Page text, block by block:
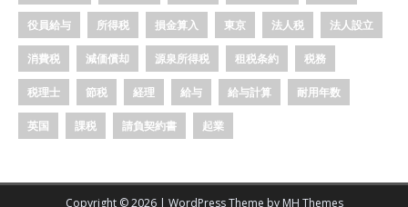
役員給与 所得税 損金算入 東京 法人税 法人設立
消費税 減価償却 源泉所得税 租税条約 税務
税理士 節税 経理 給与 給与計算 耐用年数
英国 課税 請負契約書 起業
Copyright © 2026 | WordPress Theme by MH Themes